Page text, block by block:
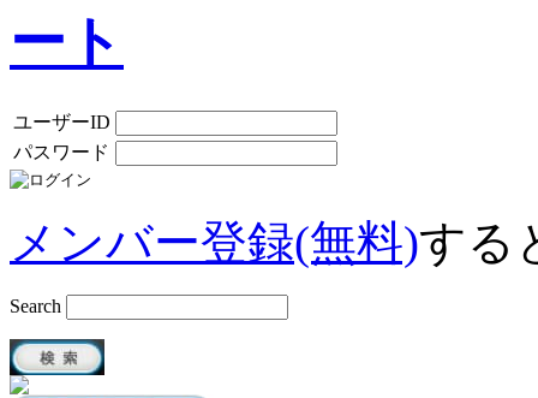
ート
ユーザーID
パスワード
メンバー登録(無料)する
Search